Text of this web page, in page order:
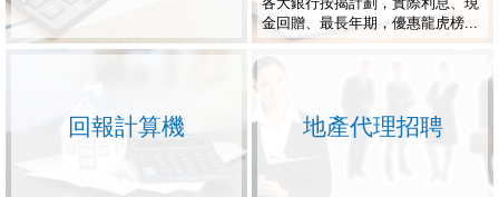
金回贈、最長年期，優惠龍虎榜...
回報計算機 地產代理招聘